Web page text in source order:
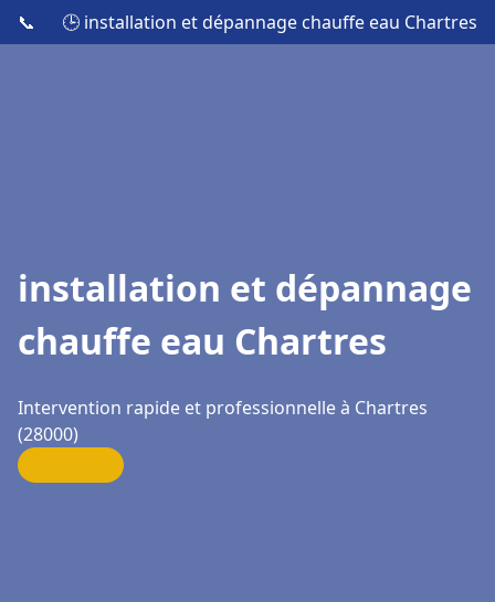
📞 🕒 installation et dépannage chauffe eau Chartres
installation et dépannage
chauffe eau Chartres
Intervention rapide et professionnelle à Chartres
(28000)